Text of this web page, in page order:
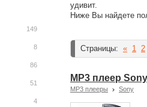
удивит.
Ниже Вы найдете
Страницы: « 1 2
MP3 плеер
MP3 плееры Sony
149
8
86
51
4